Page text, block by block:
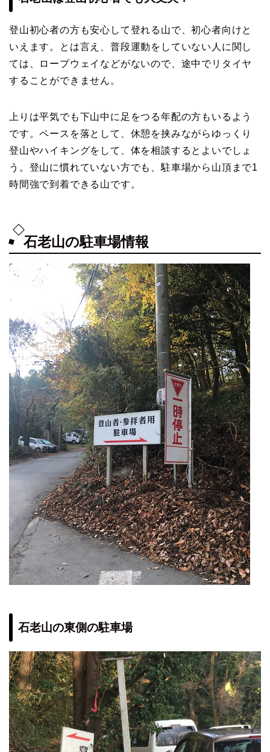
登山初心者の方も安心して登れる山で、初心者向けと
いえます。とは言え、普段運動をしていない人に関し
ては、ロープウェイなどがないので、途中でリタイヤ
することができません。
上りは平気でも下山中に足をつる年配の方もいるよう
です。ペースを落として、休憩を挟みながらゆっくり
登山やハイキングをして、体を相談するとよいでしょ
う。登山に慣れていない方でも、駐車場から山頂まで1
時間強で到着できる山です。
石老山の駐車場情報
石老山の東側の駐車場